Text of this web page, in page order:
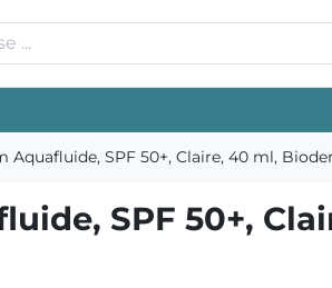
Aquafluide, SPF 50+, Claire, 40 ml,
SPF 50+,